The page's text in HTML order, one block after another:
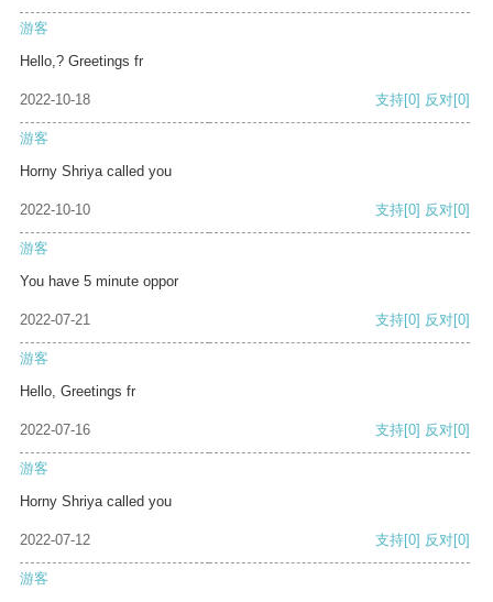
游客
Hello,? Greetings fr
2022-10-18 支持[0] 反对[0]
游客
Horny Shriya called you
2022-10-10 支持[0] 反对[0]
游客
You have 5 minute oppor
2022-07-21 支持[0] 反对[0]
游客
Hello, Greetings fr
2022-07-16 支持[0] 反对[0]
游客
Horny Shriya called you
2022-07-12 支持[0] 反对[0]
游客